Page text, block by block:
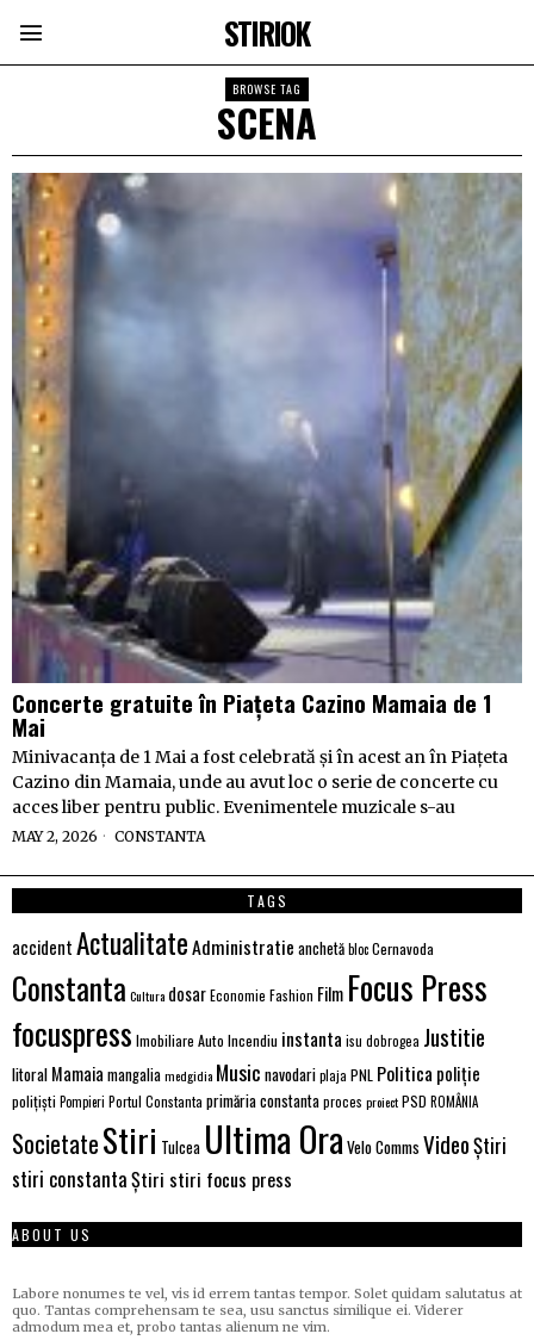
STIRIOK
BROWSE TAG
SCENA
Concerte gratuite în Piațeta Cazino Mamaia de 1
Mai
Minivacanța de 1 Mai a fost celebrată și în acest an în Piațeta
Cazino din Mamaia, unde au avut loc o serie de concerte cu
acces liber pentru public. Evenimentele muzicale s-au
MAY 2, 2026 CONSTANTA
TAGS
accidentActualitateAdministratie anchetăblocCernavoda
Constanta Cultura dosarEconomie Fashion Film Focus Press
focuspress Imobiliare Auto Incendiu instanta isu dobrogea Justitie
litoral Mamaia mangaliamedgidia Music navodariplaja PNL Politica poliție
polițiști Pompieri Portul Constanta primăria constantaproces proiectPSD ROMÂNIA
SocietateStiri Tulcea Ultima Ora Velo Comms VideoȘtiri
stiri constantaȘtiri stiri focus press
ABOUT US
Labore nonumes te vel, vis id errem tantas tempor. Solet quidam salutatus at
quo. Tantas comprehensam te sea, usu sanctus similique ei. Viderer
admodum mea et, probo tantas alienum ne vim.